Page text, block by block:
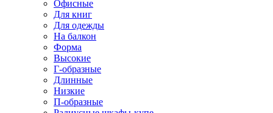
Офисные
Для книг
Для одежды
На балкон
Форма
Высокие
Г-образные
Длинные
Низкие
П-образные